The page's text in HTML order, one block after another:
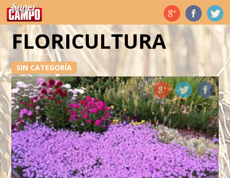
Temas de hoy
FLORICULTURA
SIN CATEGORÍA